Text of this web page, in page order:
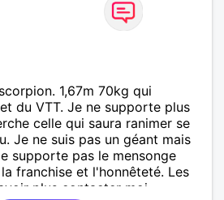
1,67m 70kg qui
du VTT. Je ne supporte plus
celle qui saura ranimer se
Je ne suis pas un géant mais
supporte pas le mensonge
franchise et l'honnêteté. Les
plus contacter moi.